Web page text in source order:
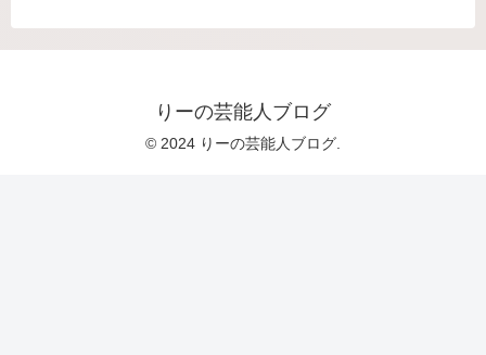
りーの芸能人ブログ
© 2024 りーの芸能人ブログ.